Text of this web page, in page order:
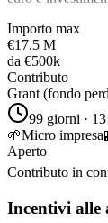
Importo max
€17.5 M
da €500k
Contributo
Grant (fondo
99 giorni ·
🌱Micro impresa
Aperto
Contributo in
Incentivi alle